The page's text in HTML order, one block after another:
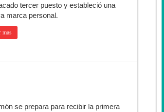
ambiental
avanzan con su regularización en Luján
tercer puesto y estableció una
marca personal.
mas
se prepara para recibir la primera